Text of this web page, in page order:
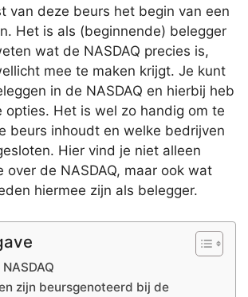
van deze beurs het begin van een
Het is als (beginnende) belegger
wat de NASDAQ precies is,
mee te maken krijgt. Je kunt
in de NASDAQ en hierbij heb
opties. Het is wel zo handig om te
beurs inhoudt en welke bedrijven
Hier vind je niet alleen
over de NASDAQ, maar ook wat
hiermee zijn als belegger.
zijn beursgenoteerd bij de